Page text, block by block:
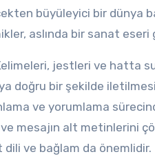
büyüleyici bir dünya
aslında bir sanat
Kelimeleri, jestleri ve hatta
doğru bir şekilde
ve yorumlama
mesajın alt metinlerini
ve bağlam da önemlidir.